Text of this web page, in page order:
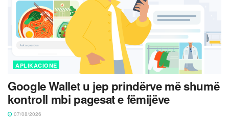
APLIKACIONE
Google Wallet u jep prindërve më shumë
kontroll mbi pagesat e fëmijëve
07/08/2026